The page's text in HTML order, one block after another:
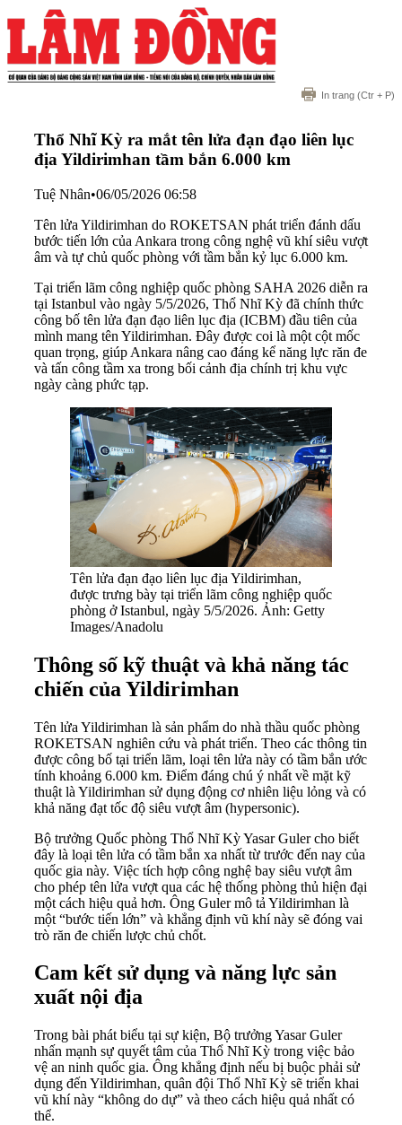
In trang (Ctr + P)
Thổ Nhĩ Kỳ ra mắt tên lửa đạn đạo liên lục
địa Yildirimhan tầm bắn 6.000 km
Tuệ Nhân•06/05/2026 06:58
Tên lửa Yildirimhan do ROKETSAN phát triển đánh dấu
bước tiến lớn của Ankara trong công nghệ vũ khí siêu vượt
âm và tự chủ quốc phòng với tầm bắn kỷ lục 6.000 km.
Tại triển lãm công nghiệp quốc phòng SAHA 2026 diễn ra
tại Istanbul vào ngày 5/5/2026, Thổ Nhĩ Kỳ đã chính thức
công bố tên lửa đạn đạo liên lục địa (ICBM) đầu tiên của
mình mang tên Yildirimhan. Đây được coi là một cột mốc
quan trọng, giúp Ankara nâng cao đáng kể năng lực răn đe
và tấn công tầm xa trong bối cảnh địa chính trị khu vực
ngày càng phức tạp.
Tên lửa đạn đạo liên lục địa Yildirimhan,
được trưng bày tại triển lãm công nghiệp quốc
phòng ở Istanbul, ngày 5/5/2026. Ảnh: Getty
Images/Anadolu
Thông số kỹ thuật và khả năng tác
chiến của Yildirimhan
Tên lửa Yildirimhan là sản phẩm do nhà thầu quốc phòng
ROKETSAN nghiên cứu và phát triển. Theo các thông tin
được công bố tại triển lãm, loại tên lửa này có tầm bắn ước
tính khoảng 6.000 km. Điểm đáng chú ý nhất về mặt kỹ
thuật là Yildirimhan sử dụng động cơ nhiên liệu lỏng và có
khả năng đạt tốc độ siêu vượt âm (hypersonic).
Bộ trưởng Quốc phòng Thổ Nhĩ Kỳ Yasar Guler cho biết
đây là loại tên lửa có tầm bắn xa nhất từ trước đến nay của
quốc gia này. Việc tích hợp công nghệ bay siêu vượt âm
cho phép tên lửa vượt qua các hệ thống phòng thủ hiện đại
một cách hiệu quả hơn. Ông Guler mô tả Yildirimhan là
một “bước tiến lớn” và khẳng định vũ khí này sẽ đóng vai
trò răn đe chiến lược chủ chốt.
Cam kết sử dụng và năng lực sản
xuất nội địa
Trong bài phát biểu tại sự kiện, Bộ trưởng Yasar Guler
nhấn mạnh sự quyết tâm của Thổ Nhĩ Kỳ trong việc bảo
vệ an ninh quốc gia. Ông khẳng định nếu bị buộc phải sử
dụng đến Yildirimhan, quân đội Thổ Nhĩ Kỳ sẽ triển khai
vũ khí này “không do dự” và theo cách hiệu quả nhất có
thể.